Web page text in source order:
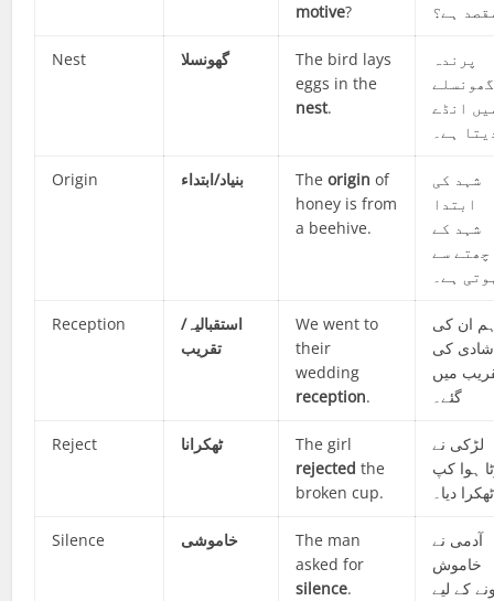
motive?
ہے؟
Nest گھونسلا
The bird lays
eggs in the
nest.
پرندہ
گھونسلے
انڈے
ہے۔
Origin بنیاد/ابتداء Theorigin of
honey is from
a beehive.
شہد کی
ابتدا
شہد کے
چھتے سے
ہے۔
Reception
استقبالیہ/
We went to
their
wedding
reception.
ان کی
شادی کی
میں
گئے۔
Reject ٹھکرانا
The girl
rejected the
broken cup.
لڑکی نے
ہوا کپ
ٹھکرا دیا۔
Silence خاموشی
The man
asked for
silence.
آدمی نے
خاموش
کے لیے